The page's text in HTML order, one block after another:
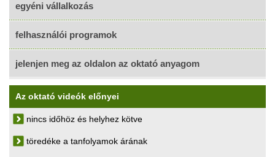
egyéni vállalkozás
felhasználói programok
jelenjen meg az oldalon az oktató anyagom
Az oktató videók előnyei
nincs időhöz és helyhez kötve
töredéke a tanfolyamok árának